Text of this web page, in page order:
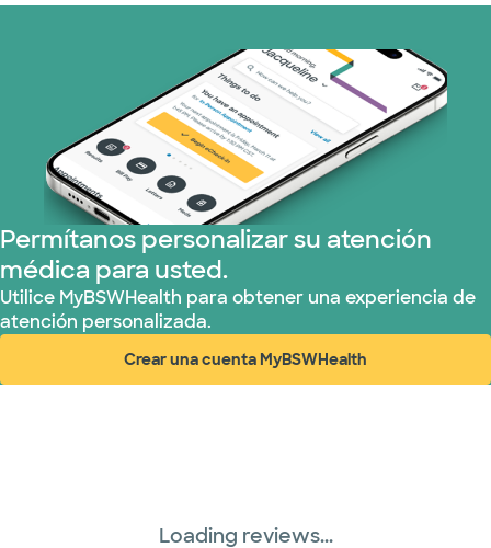
Permítanos personalizar su atención
médica para usted.
Utilice MyBSWHealth para obtener una experiencia de
atención personalizada.
Crear una cuenta MyBSWHealth
(abre en ventana nueva)
Loading reviews...